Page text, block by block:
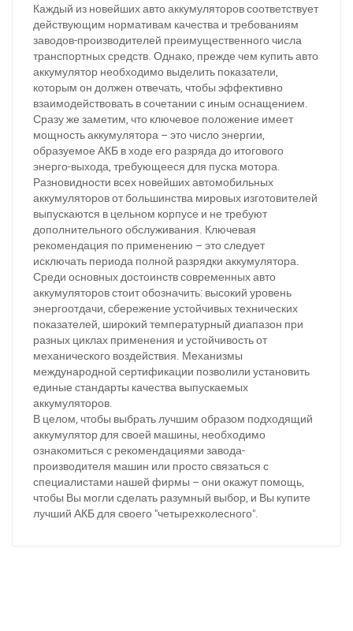
Каждый из новейших авто аккумуляторов соответствует
действующим нормативам качества и требованиям
заводов-производителей преимущественного числа
транспортных средств. Однако, прежде чем купить авто
аккумулятор необходимо выделить показатели,
которым он должен отвечать, чтобы эффективно
взаимодействовать в сочетании с иным оснащением.
Сразу же заметим, что ключевое положение имеет
мощность аккумулятора – это число энергии,
образуемое АКБ в ходе его разряда до итогового
энерго-выхода, требующееся для пуска мотора.
Разновидности всех новейших автомобильных
аккумуляторов от большинства мировых изготовителей
выпускаются в цельном корпусе и не требуют
дополнительного обслуживания. Ключевая
рекомендация по применению – это следует
исключать периода полной разрядки аккумулятора.
Среди основных достоинств современных авто
аккумуляторов стоит обозначить: высокий уровень
энергоотдачи, сбережение устойчивых технических
показателей, широкий температурный диапазон при
разных циклах применения и устойчивость от
механического воздействия. Механизмы
международной сертификации позволили установить
единые стандарты качества выпускаемых
аккумуляторов.
В целом, чтобы выбрать лучшим образом подходящий
аккумулятор для своей машины, необходимо
ознакомиться с рекомендациями завода-
производителя машин или просто связаться с
специалистами нашей фирмы – они окажут помощь,
чтобы Вы могли сделать разумный выбор, и Вы купите
лучший АКБ для своего "четырехколесного".